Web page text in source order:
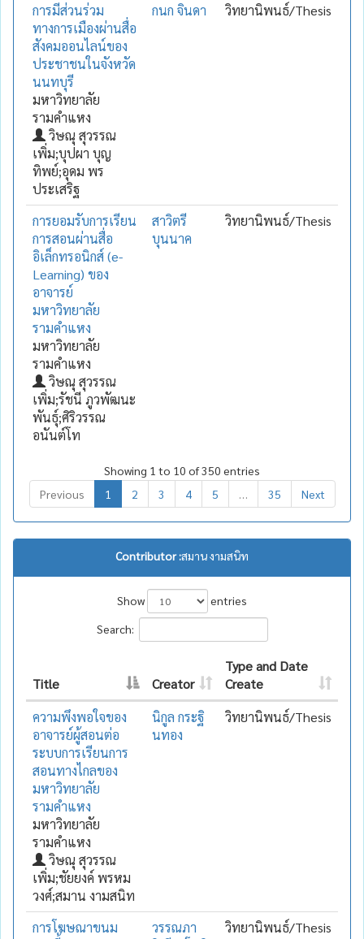
การมีส่วนร่วม
ทางการเมืองผ่านสื่อ
สังคมออนไลน์ของ
ประชาชนในจังหวัด
นนทบุรี
มหาวิทยาลัย
รามคำแหง
วิษณุ สุวรรณ
เพิ่ม;บุปผา บุญ
ทิพย์;อุดม พร
ประเสริฐ
กนก จินดา วิทยานิพนธ์/Thesis
การยอมรับการเรียน
การสอนผ่านสื่อ
อิเล็กทรอนิกส์ (e-
Learning) ของ
อาจารย์
มหาวิทยาลัย
รามคำแหง
มหาวิทยาลัย
รามคำแหง
วิษณุ สุวรรณ
เพิ่ม;รัชนี ภูวพัฒนะ
พันธุ์;ศิริวรรณ
อนันต์โท
สาวิตรี
บุนนาค
วิทยานิพนธ์/Thesis
Showing 1 to 10 of 350 entries
Previous
1 2 3 4 5 35 Next
Contributor :สมาน งามสนิท
Show
entries
Search:
Title Creator
Type and Date
Create
ความพึงพอใจของ
อาจารย์ผู้สอนต่อ
ระบบการเรียนการ
สอนทางไกลของ
มหาวิทยาลัย
รามคำแหง
มหาวิทยาลัย
รามคำแหง
วิษณุ สุวรรณ
เพิ่ม;ชัยยงค์ พรหม
วงศ์;สมาน งามสนิท
นิกูล กระฐิ
นทอง
วิทยานิพนธ์/Thesis
การโฆษณาขนม
วรรณภา
วิทยานิพนธ์/Thesis